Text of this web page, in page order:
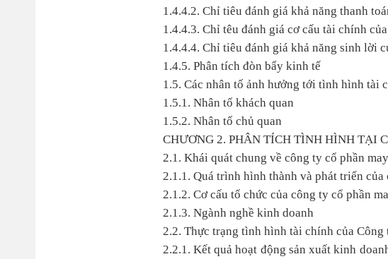
1.4.4.2. Chỉ tiêu đánh giá khả năng thanh
1.4.4.3. Chỉ têu đánh giá cơ cấu tài chính
1.4.4.4. Chỉ tiêu đánh giá khả năng sinh lời
1.4.5. Phân tích đòn bẩy kinh tế
1.5. Các nhân tố ảnh hưởng tới tình hình tài
1.5.1. Nhân tố khách quan
1.5.2. Nhân tố chủ quan
CHƯƠNG 2. PHÂN TÍCH TÌNH HÌNH TẠI
2.1. Khái quát chung về công ty cổ phần
2.1.1. Quá trình hình thành và phát triển
2.1.2. Cơ cấu tổ chức của công ty cổ phần
2.1.3. Ngành nghề kinh doanh
2.2. Thực trạng tình hình tài chính của
2.2.1. Kết quả hoạt động sản xuất kinh